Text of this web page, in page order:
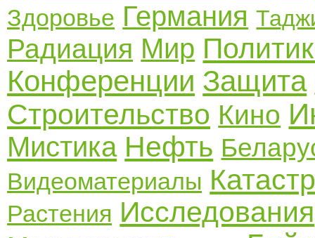
Здоровье Германия
Радиация Мир
Конференции Защита
Строительство Кино
Мистика Нефть
Видеоматериалы
Растения Исследования